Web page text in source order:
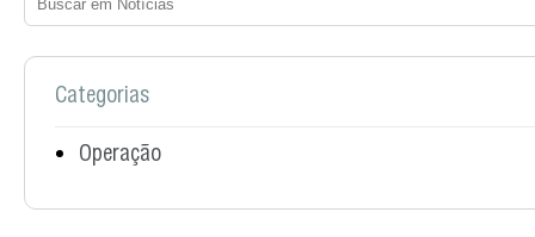
Categorias
Operação